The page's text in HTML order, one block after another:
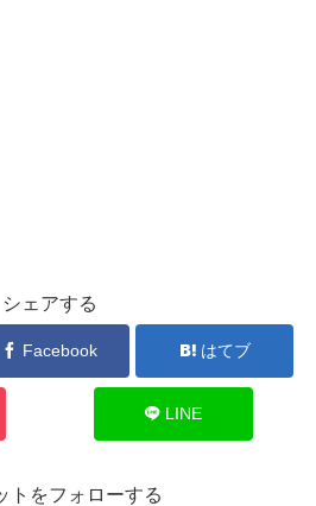
シェアする
Facebook はてブ
LINE
トをフォローする